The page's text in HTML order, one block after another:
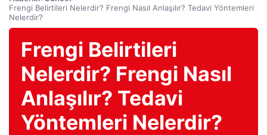
Frengi Belirtileri Nelerdir? Frengi Nasıl Anlaşılır? Tedavi Yöntemleri
Nelerdir?
Frengi Belirtileri
Nelerdir? Frengi Nasıl
Anlaşılır? Tedavi
Yöntemleri Nelerdir?